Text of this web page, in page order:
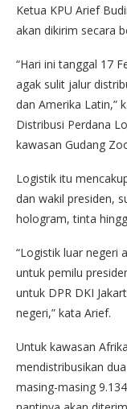
Ketua KPU Arief
akan dikirim secara
“Hari ini tanggal 17
agak sulit jalur
dan Amerika Latin,”
Distribusi Perdana
kawasan Gudang
Logistik itu
dan wakil presiden,
hologram, tinta
“Logistik luar negeri
untuk pemilu
untuk DPR DKI
negeri,” kata Arief.
Untuk kawasan
mendistribusikan
masing-masing